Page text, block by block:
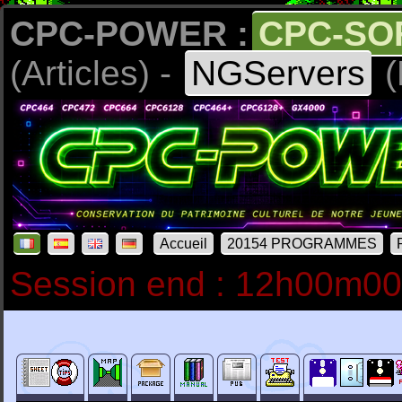
CPC-POWER : CPC-
(Articles) -
NGServers
Accueil 20154 PROGRAMMES
Session end :